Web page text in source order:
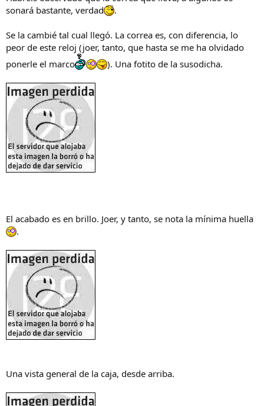
sonará bastante, verdad
.
Se la cambié tal cual llegó. La correa es, con diferencia, lo
peor de este reloj (joer, tanto, que hasta se me ha olvidado
ponerle el marco
). Una fotito de la susodicha.
El acabado es en brillo. Joer, y tanto, se nota la mínima huella
.
Una vista general de la caja, desde arriba.